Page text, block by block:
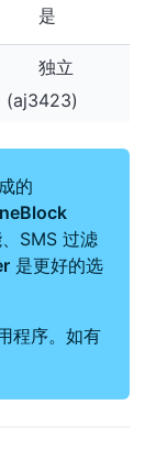
是
独立
(aj3423)
的
SMS 过滤
是更好的选
程序。如有